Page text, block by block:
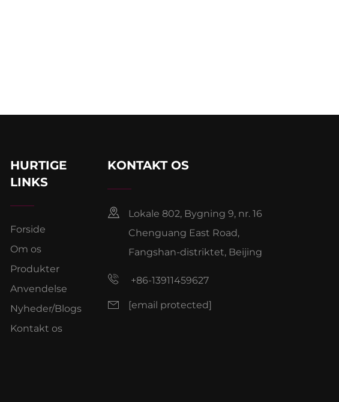
HURTIGE
LINKS
Forside
Om os
Produkter
Anvendelse
Nyheder/Blogs
Kontakt os
KONTAKT OS
Lokale 802, Bygning 9, nr. 16
Chenguang East Road,
Fangshan-distriktet, Beijing
+86-13911459627
[email protected]